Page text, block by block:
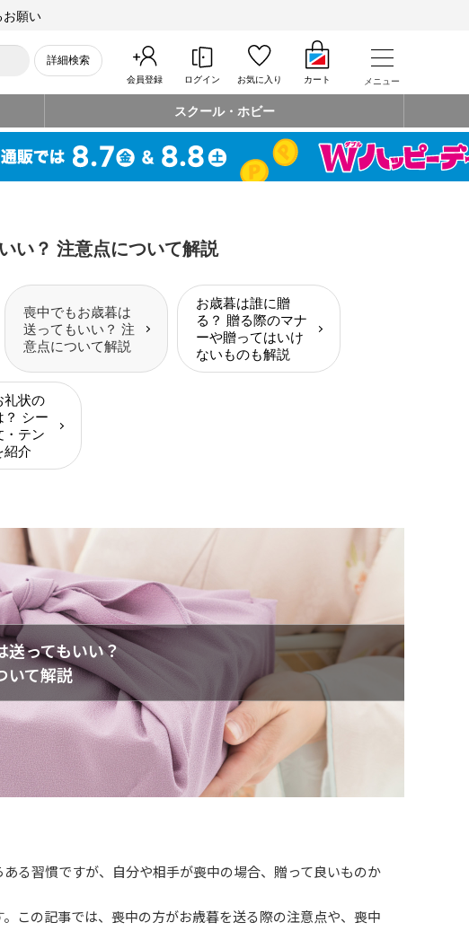
お願い
詳細検索
会員登録 ログイン お気に入り カート メニュー
スクール・ホビー
い？ 注意点について解説
喪中でもお歳暮は
送ってもいい？ 注
意点について解説
お歳暮は誰に贈
る？ 贈る際のマナ
ーや贈ってはいけ
ないものも解説
礼状の
？ シー
・テン
紹介
送ってもいい？
いて解説
る習慣ですが、自分や相手が喪中の場合、贈って良いものか
この記事では、喪中の方がお歳暮を送る際の注意点や、喪中